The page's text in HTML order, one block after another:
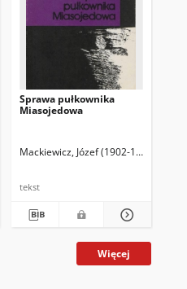
Toporska, Barbara (1913-1985) Posł.
Sprawa pułkownika
Miasojedowa
Mackiewicz, Józef (1902-1985)
tekst
Więcej